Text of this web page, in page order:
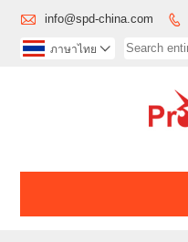
 info@spd-china.com 
ภาษาไทย 